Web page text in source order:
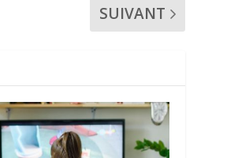
SUIVANT